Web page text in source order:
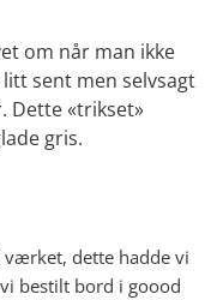
om når man ikke
sent men selvsagt
Dette «trikset»
gris.
værket, dette hadde vi
bestilt bord i goood